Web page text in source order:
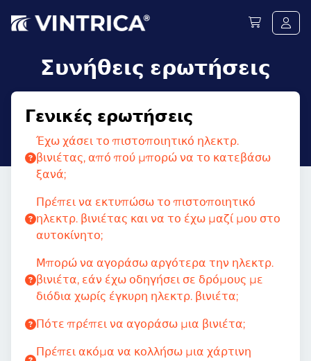
Συνήθεις ερωτήσεις
Γενικές ερωτήσεις
Έχω χάσει το πιστοποιητικό ηλεκτρ.
βινιέτας, από πού μπορώ να το κατεβάσω
ξανά;
Πρέπει να εκτυπώσω το πιστοποιητικό
ηλεκτρ. βινιέτας και να το έχω μαζί μου στο
αυτοκίνητο;
Μπορώ να αγοράσω αργότερα την ηλεκτρ.
βινιέτα, εάν έχω οδηγήσει σε δρόμους με
διόδια χωρίς έγκυρη ηλεκτρ. βινιέτα;
Πότε πρέπει να αγοράσω μια βινιέτα;
Πρέπει ακόμα να κολλήσω μια χάρτινη